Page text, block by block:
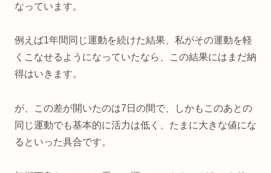
なっています。
例えば1年間同じ運動を続けた結果、私がその運動を軽
くこなせるようになっていたなら、この結果にはまだ納
得はいきます。
が、この差が開いたのは7日の間で、しかもこのあとの
同じ運動でも基本的に活力は低く、たまに大きな値にな
るといった具合です。